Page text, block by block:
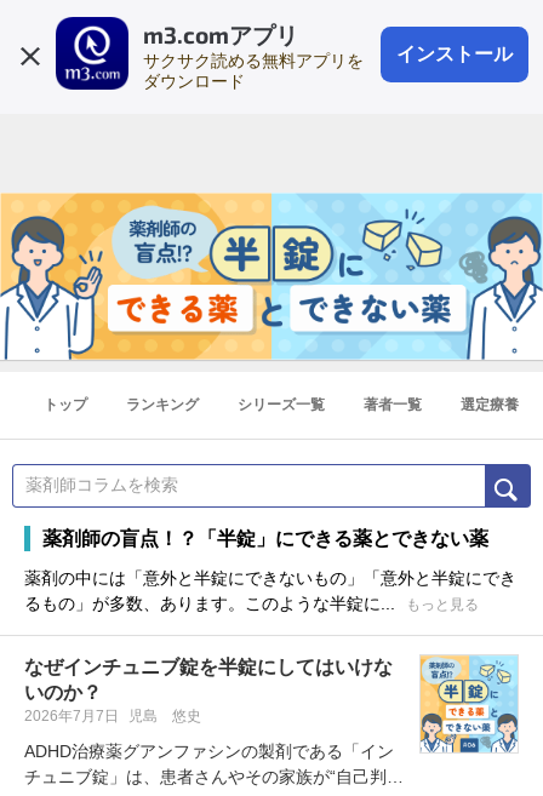
m3.comアプリ
サクサク読める無料アプリを
ダウンロード
インストール
会員登録
登録1分
トップ ランキング シリーズ一覧 著者一覧 選定療養
薬剤師の盲点！？「半錠」にできる薬とできない薬
薬剤の中には「意外と半錠にできないもの」「意外と半錠にでき
るもの」が多数、あります。このような半錠に...
もっと見る
なぜインチュニブ錠を半錠にしてはいけな
いのか？
2026年7月7日 児島 悠史
ADHD治療薬グアンファシンの製剤である「イン
チュニブ錠」は、患者さんやその家族が“自己判